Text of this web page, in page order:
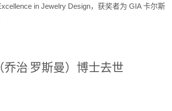
in Jewelry Design，获奖者为 GIA 卡尔斯
乔治·罗斯曼）博士去世